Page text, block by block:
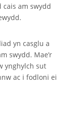
cais am swydd
yn casglu a
swydd. Mae’r
ynghylch sut
ac i fodloni ei